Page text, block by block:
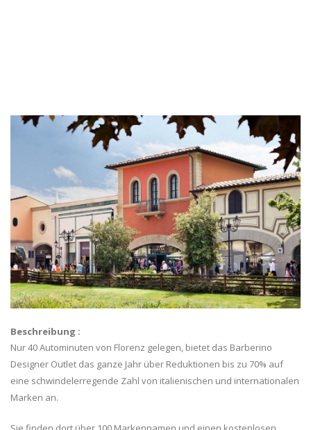
Beschreibung :
Nur 40 Autominuten von Florenz gelegen, bietet das Barberino
Designer Outlet das ganze Jahr über Reduktionen bis zu 70% auf
eine schwindelerregende Zahl von italienischen und internationalen
Marken an.